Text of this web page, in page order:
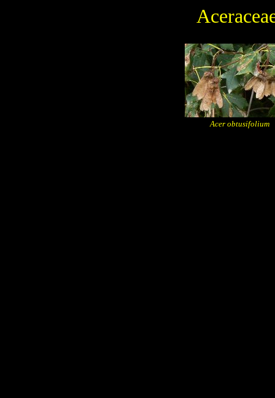
Acer obtusifolium